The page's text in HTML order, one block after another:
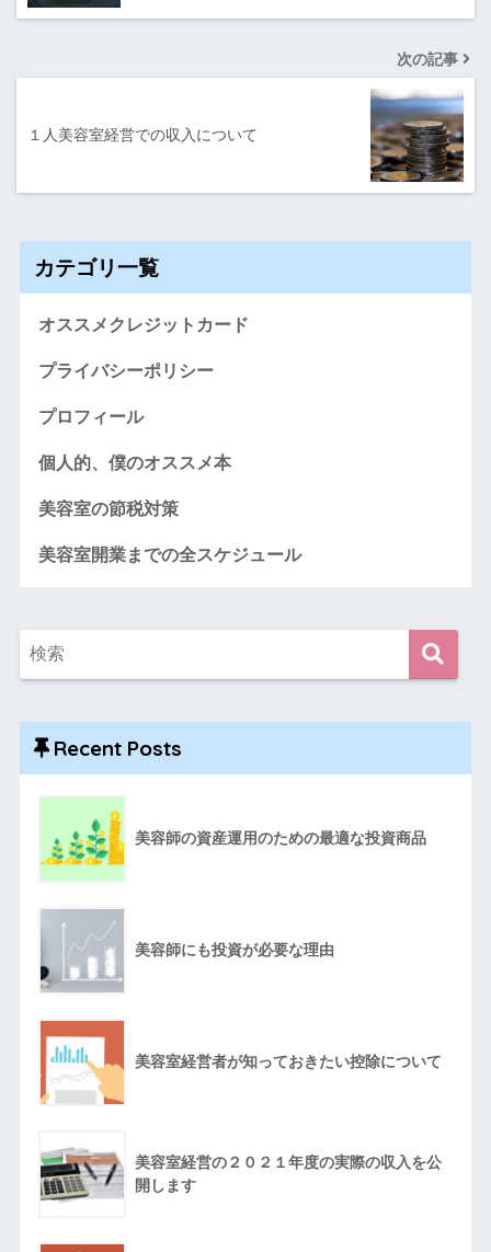
次の記事
１人美容室経営での収入について
カテゴリ一覧
オススメクレジットカード
プライバシーポリシー
プロフィール
個人的、僕のオススメ本
美容室の節税対策
美容室開業までの全スケジュール
Recent Posts
美容師の資産運用のための最適な投資商品
美容師にも投資が必要な理由
美容室経営者が知っておきたい控除について
美容室経営の２０２１年度の実際の収入を公
開します